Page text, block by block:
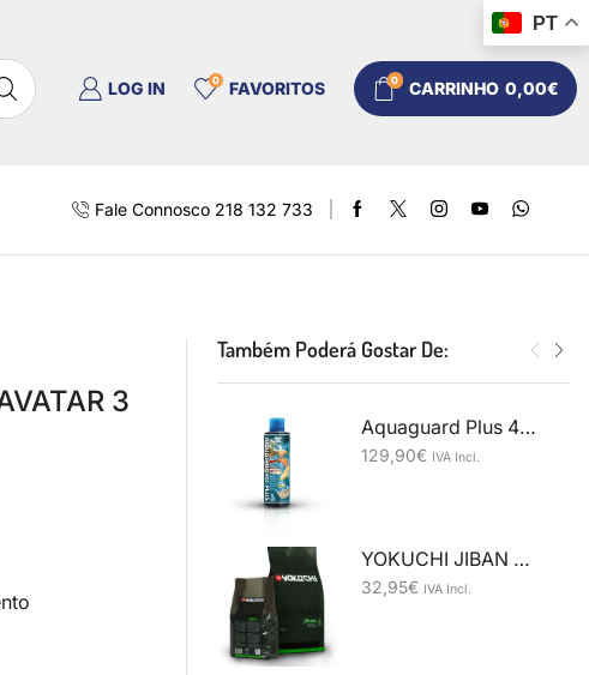
LOG IN 0 FAVORITOS 0 CARRINHO 0,00€
Fale Connosco 218 132 733
3
Também Poderá Gostar De:
Aquaguard Plus 4000 ml
129,90€ IVA Incl.
YOKUCHI JIBAN SOIL 10Ltr
32,95€ IVA Incl.
PT